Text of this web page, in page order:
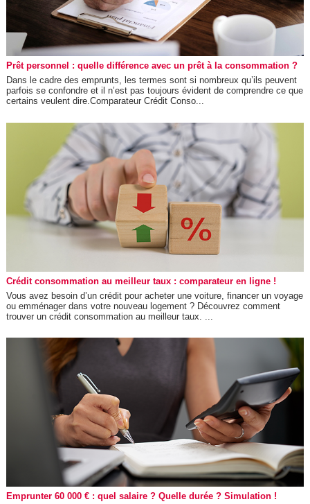
Prêt personnel : quelle différence avec un prêt à la consommation ?
Dans le cadre des emprunts, les termes sont si nombreux qu’ils peuvent
parfois se confondre et il n’est pas toujours évident de comprendre ce que
certains veulent dire.Comparateur Crédit Conso...
Crédit consommation au meilleur taux : comparateur en ligne !
Vous avez besoin d’un crédit pour acheter une voiture, financer un voyage
ou emménager dans votre nouveau logement ? Découvrez comment
trouver un crédit consommation au meilleur taux. ...
Emprunter 60 000 € : quel salaire ? Quelle durée ? Simulation !